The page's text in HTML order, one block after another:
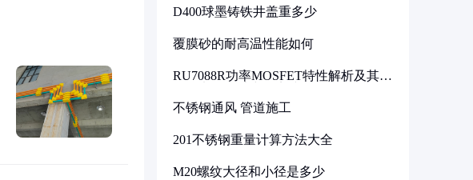
D400球墨铸铁井盖重多少
覆膜砂的耐高温性能如何
RU7088R功率MOSFET特性解析及其在
不锈钢通风 管道施工
201不锈钢重量计算方法大全
M20螺纹大径和小径是多少